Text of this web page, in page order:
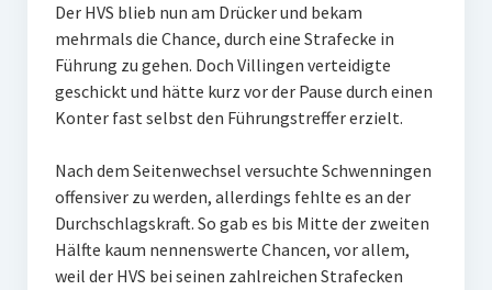
M U18
M U12
Internationale Hallenhockeyturnier
Der HVS blieb nun am Drücker und bekam
mehrmals die Chance, durch eine Strafecke in
Führung zu gehen. Doch Villingen verteidigte
geschickt und hätte kurz vor der Pause durch einen
Konter fast selbst den Führungstreffer erzielt.
Nach dem Seitenwechsel versuchte Schwenningen
offensiver zu werden, allerdings fehlte es an der
Durchschlagskraft. So gab es bis Mitte der zweiten
Hälfte kaum nennenswerte Chancen, vor allem,
weil der HVS bei seinen zahlreichen Strafecken